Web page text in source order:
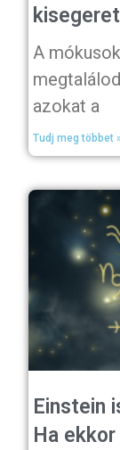
kisegeret
A
azokat a
Tudj meg többet
Einstein
Ha